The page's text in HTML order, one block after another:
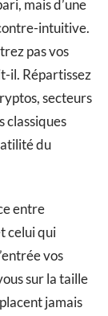
mais d’une
intuitive.
pas vos
il. Répartissez
secteurs
classiques
du
entre
celui qui
vos
sur la taille
jamais